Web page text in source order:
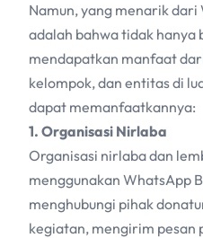
Namun, yang menarik dari
adalah bahwa tidak hanya
mendapatkan manfaat
kelompok, dan entitas di
dapat memanfaatkannya:
1. Organisasi Nirlaba
Organisasi nirlaba dan
menggunakan WhatsApp
menghubungi pihak
kegiatan, mengirim pesan